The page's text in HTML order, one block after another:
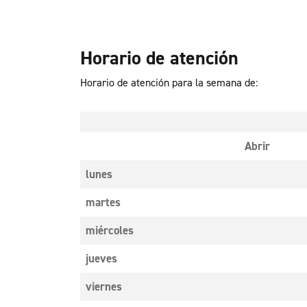
Horario de atención
Horario de atención para la semana de:
Abrir
lunes
martes
miércoles
jueves
viernes